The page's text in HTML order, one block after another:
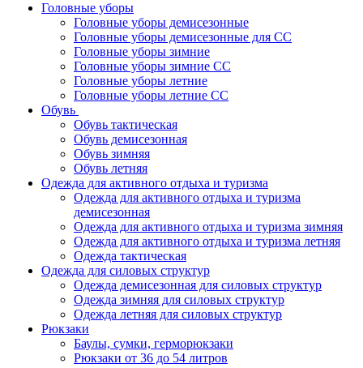
Головные уборы
Головные уборы демисезонные
Головные уборы демисезонные для СС
Головные уборы зимние
Головные уборы зимние СС
Головные уборы летние
Головные уборы летние СС
Обувь
Обувь тактическая
Обувь демисезонная
Обувь зимняя
Обувь летняя
Одежда для активного отдыха и туризма
Одежда для активного отдыха и туризма
демисезонная
Одежда для активного отдыха и туризма зимняя
Одежда для активного отдыха и туризма летняя
Одежда тактическая
Одежда для силовых структур
Одежда демисезонная для силовых структур
Одежда зимняя для силовых структур
Одежда летняя для силовых структур
Рюкзаки
Баулы, сумки, герморюкзаки
Рюкзаки от 36 до 54 литров